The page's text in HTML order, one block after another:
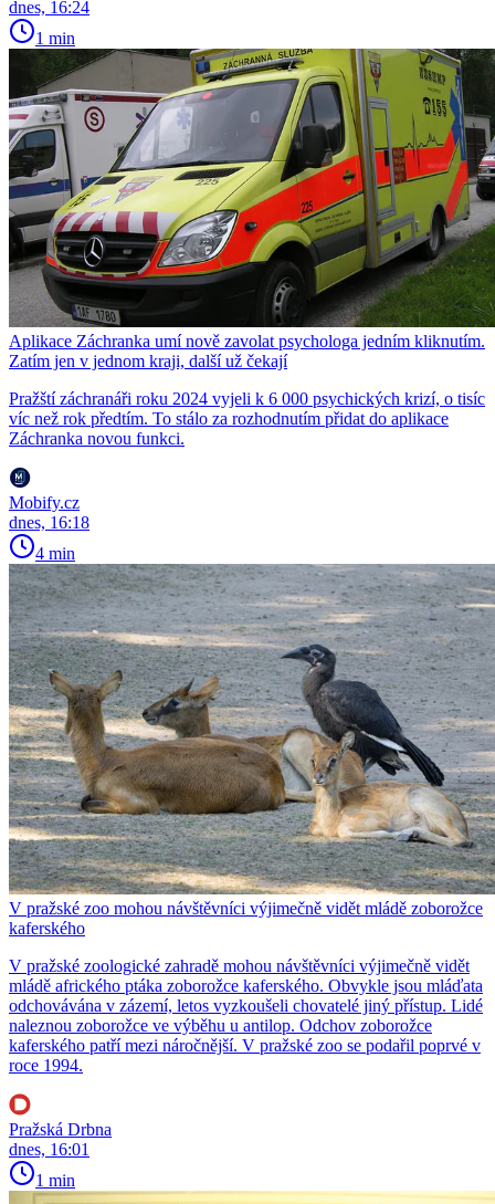
dnes, 16:24
1 min
Aplikace Záchranka umí nově zavolat psychologa jedním kliknutím.
Zatím jen v jednom kraji, další už čekají
Pražští záchranáři roku 2024 vyjeli k 6 000 psychických krizí, o tisíc
víc než rok předtím. To stálo za rozhodnutím přidat do aplikace
Záchranka novou funkci.
Mobify.cz
dnes, 16:18
4 min
V pražské zoo mohou návštěvníci výjimečně vidět mládě zoborožce
kaferského
V pražské zoologické zahradě mohou návštěvníci výjimečně vidět
mládě afrického ptáka zoborožce kaferského. Obvykle jsou mláďata
odchovávána v zázemí, letos vyzkoušeli chovatelé jiný přístup. Lidé
naleznou zoborožce ve výběhu u antilop. Odchov zoborožce
kaferského patří mezi náročnější. V pražské zoo se podařil poprvé v
roce 1994.
Pražská Drbna
dnes, 16:01
1 min